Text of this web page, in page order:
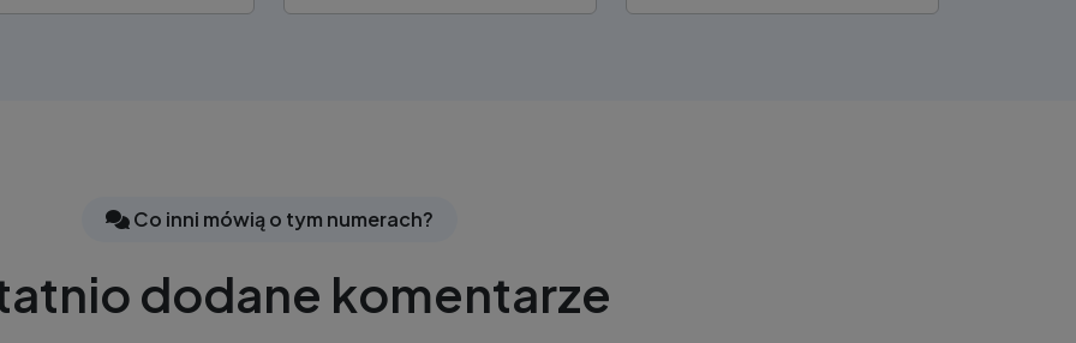
Co inni mówią o tym numerach?
dodane komentarze